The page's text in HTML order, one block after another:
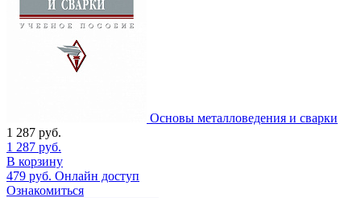
Основы металловедения и сварки
1 287 руб.
1 287 руб.
В корзину
479 руб. Онлайн доступ
Ознакомиться